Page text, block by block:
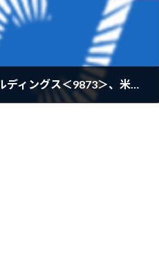
日本KFCホールディングス＜9873＞、米投資ファンドのカーライル・グループによるＴＯＢを受け入れ、株式を非公開化